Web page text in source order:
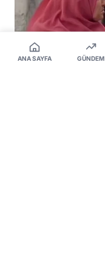
ANA SAYFA GÜNDEM